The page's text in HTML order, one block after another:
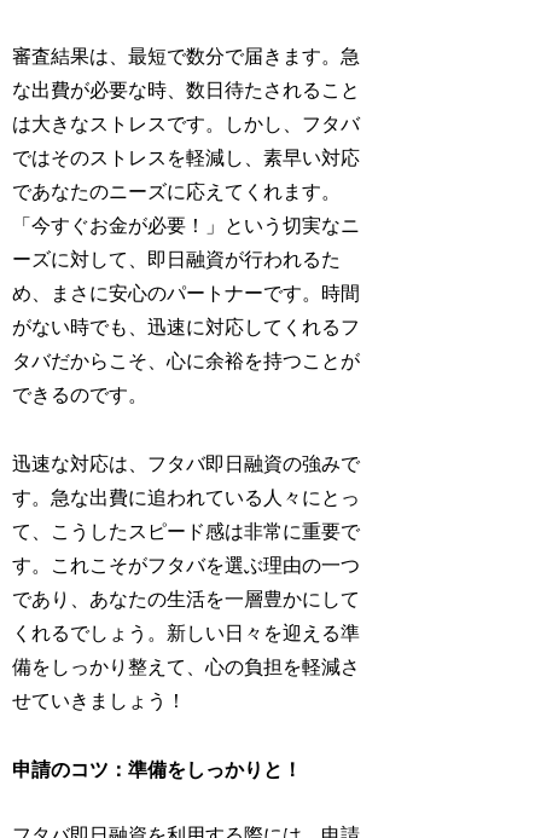
審査結果は、最短で数分で届きます。急
な出費が必要な時、数日待たされること
は大きなストレスです。しかし、フタバ
ではそのストレスを軽減し、素早い対応
であなたのニーズに応えてくれます。
「今すぐお金が必要！」という切実なニ
ーズに対して、即日融資が行われるた
め、まさに安心のパートナーです。時間
がない時でも、迅速に対応してくれるフ
タバだからこそ、心に余裕を持つことが
できるのです。
迅速な対応は、フタバ即日融資の強みで
す。急な出費に追われている人々にとっ
て、こうしたスピード感は非常に重要で
す。これこそがフタバを選ぶ理由の一つ
であり、あなたの生活を一層豊かにして
くれるでしょう。新しい日々を迎える準
備をしっかり整えて、心の負担を軽減さ
せていきましょう！
申請のコツ：準備をしっかりと！